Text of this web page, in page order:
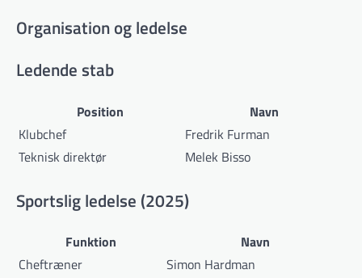
Organisation og ledelse
Ledende stab
Position
Navn
Klubchef
Fredrik Furman
Teknisk direktør
Melek Bisso
Sportslig ledelse (2025)
Funktion
Navn
Cheftræner
Simon Hardman